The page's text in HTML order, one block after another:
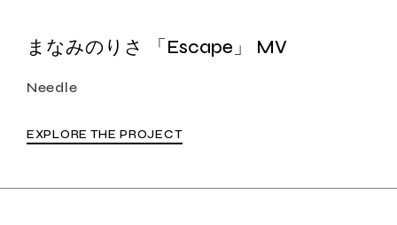
まなみのりさ 「Escape」 MV
Needle
EXPLORE THE PROJECT